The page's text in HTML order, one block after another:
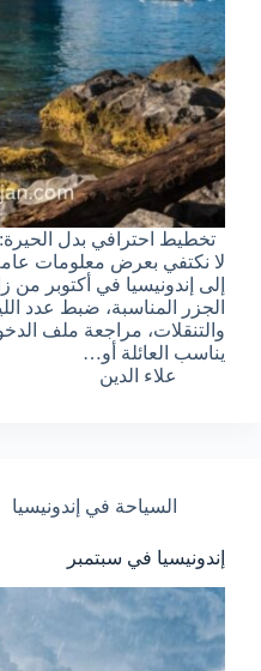
لا نكتفي بعرض معلومات
إلى إندونيسيا في أكتوبر من
الجزر المناسبة، ضبط عدد
والتنقلات، مراجعة ملف
يناسب العائلة أو…
علاء الدين
السياحة في إندونيسيا
إندونيسيا في سبتمبر